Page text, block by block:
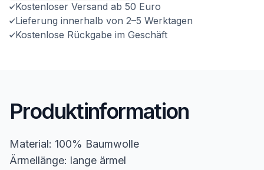
Kostenloser Versand ab 50 Euro
Lieferung innerhalb von 2–5 Werktagen
Kostenlose Rückgabe im Geschäft
Produktinformation
Material: 100% Baumwolle
Ärmellänge: lange ärmel